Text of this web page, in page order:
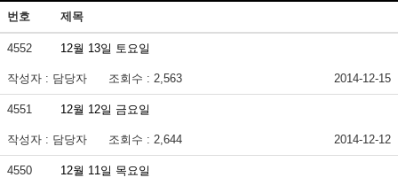
번호 제목
4552 12월 13일 토요일
작성자 : 담당자 조회수 : 2,563 2014-12-15
4551 12월 12일 금요일
작성자 : 담당자 조회수 : 2,644 2014-12-12
4550 12월 11일 목요일